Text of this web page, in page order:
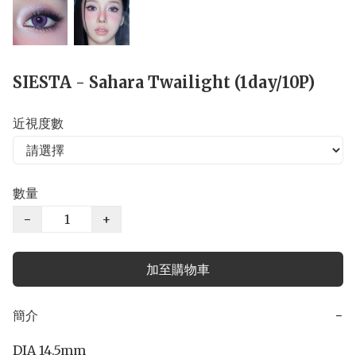
SIESTA - Sahara Twailight (1day/10P)
近視度數
數量
−
+
加至購物車
簡介 −
DIA 14.5mm